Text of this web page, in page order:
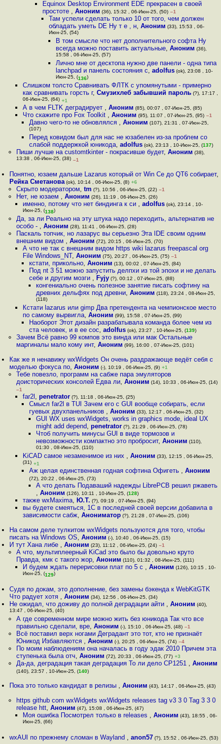
Equinox Desktop Environment EDE прекрасен в своей
простоте , Аноним (36), 15:32 , 06-Июн-25, (50) –1
Там успели сделать только 10 от того, чем должен
обладать уметь DE Ну т е , н,Аноним (33), 15:53 , 06-
Июн-25, (54)
В том смысле что нет дополнительного софта Ну
всегда можно поставить актуальные, Аноним (36),
15:58 , 06-Июн-25, (57)
Лично мне от десктопа нужно две панели - одна типа
lanchpad и панель состояния с, adolfus(ok), 23:08 , 10-
Июн-25, (136)
Слишком толсто Сравнивать ФЛТК с упомянутыми - примерно
как сравнивать горсть г, Смузихлеб забывший пароль(?), 17:17 ,
06-Июн-25, (64) +1
А в чем FLTK деградирует , Аноним (85), 00:07 , 07-Июн-25, (85)
Что скажите про Fox Toolkit , Аноним (95), 11:07 , 07-Июн-25, (95) –1
Давно чего-то не обновлялся ,Аноним (107), 21:31 , 07-Июн-25,
(107)
Перед ковидом был для нас не юзабелен из-за проблем со
слабой поддержкой юникода,adolfus (ok), 23:13 , 10-Июн-25, (137)
Пиши лучше на customtkinter - покрасивше будет, Аноним (38),
13:38 , 06-Июн-25, (38) –1
Понятно, юзаем дальше Lazarus который от Win Ce до QT6 собирает,
Рейка Сметанова (ok), 10:14 , 06-Июн-25, (8) +6
Скрыто модератором, tm (?), 10:56 , 06-Июн-25, (22) –1
Нет, не юзаем , Аноним (26), 11:19 , 06-Июн-25, (26)
именно, потому что нет биндинга к си , adolfus(ok), 23:14 , 10-
Июн-25, (138)
Да, за ли Реально на эту штука надо переходить, альтернатив не
особо - , Аноним (28), 11:41 , 06-Июн-25, (28)
Паскаль топчик, но лазарус вы серьезно Эта IDE своим одним
внешним видом , Аноним (72), 20:15 , 06-Июн-25, (70)
А что не так с внешним видом https wiki lazarus freepascal org
File Windows_NT, Аноним (75), 20:27 , 06-Июн-25, (75) –1
кстати, прикольно,Аноним (13), 00:02 , 07-Июн-25, (84)
Под nt 3 51 можно запустить делпхи из той эпохи и не делать
себе и другим мозги , Fyjy (?), 00:12 , 07-Июн-25, (88)
конгениально очень полезное занятие писать софтину на
древних дельфях под древни, Аноним (118), 23:24 , 08-Июн-25,
(118)
Кстати lazarus или gimp Два претендента на чемпионское место
по самому вырвигла, Аноним (99), 15:58 , 07-Июн-25, (99)
Наоборот Этот дизайн разрабатывала команда более чем из
ста человек, и в ее сос,adolfus (ok), 23:27 , 10-Июн-25, (139)
Зачем Всё равно 99 компов это винда или мак Остальные
маргиналы мало кому инт, Аноним (99), 16:00 , 07-Июн-25, (101)
Как же я ненавижу wxWidgets Он очень раздражающе ведёт себя с
моделью фокуса по,Аноним (-), 10:19 , 06-Июн-25, (9) +1
Тебе повезло, программ на сабже пара эмуляторов
доисторических консолей Едва ли, Аноним (14), 10:33 , 06-Июн-25, (14)
–1
far2l , penetrator(?), 11:18 , 06-Июн-25, (25)
Смысл far2l в TUI Зачем его с GUI вообще собирать, если
гуевых двухпанельников ,Аноним (33), 12:17 , 06-Июн-25, (32)
GUI WX uses wxWidgets, works in graphics mode, ideal UX
might add depend, penetrator(?), 21:29 , 06-Июн-25, (78)
Чтоб получить минусы GUI в виде тормозов и
невозможности компактно это пробросит, Аноним (110),
01:30 , 08-Июн-25, (110)
KiCAD самое незаменимое из них , Аноним (33), 12:15 , 06-Июн-25,
(31) +1
Аж целая единственная годная софтина Офигеть ,Аноним
(72), 20:22 , 06-Июн-25, (73)
А что делать Подаваший надежды LibrePCB решил ржаветь
, Аноним (126), 10:11 , 10-Июн-25, (128)
также wxMaxima, Ю.Т. (?), 09:19 , 07-Июн-25, (94)
вы будете смеяться, 1С в последней своей версии добавила в
зависимости сабж, Анониматор(?), 21:28 , 07-Июн-25, (106)
На самом деле тулкитом wxWidgets пользуются для того, чтобы
писать на Windows OS,Аноним (-), 10:40 , 06-Июн-25, (15)
И тут Хана либе ,Аноним (23), 11:12 , 06-Июн-25, (24) –1
А что, мультиплеерный KiCad это было бы довольно круто
Правда, кмк с такого жор, Аноним (110), 01:32 , 08-Июн-25, (111)
И будем ждать перерисовки плат по 5 с , Аноним (126), 10:15 , 10-
Июн-25, (129)
Судя по докам, это дополнение, без замены бэкенда к WebKitGTK
Что радует хотя ,Аноним (34), 12:56 , 06-Июн-25, (34)
Не ожидал, что доживу до полной деградации айти ,Аноним (40),
13:47 , 06-Июн-25, (40)
А где современном мире можно жить без юникода Так что все
правильно сделали, вре, Аноним (-), 15:10 , 06-Июн-25, (48) –1
Всё поставил верх ногами Деградант это тот, кто не признаёт
Юникод Избавляются , Аноним (-), 20:25 , 06-Июн-25, (74) –4
По моим наблюдениям она началась в году эдак 2010 Причем эта
ступенька была отч, Аноним (72), 20:33 , 06-Июн-25, (77) +3
Да-да, деградация такая деградация То ли дело CP1251 , Аноним
(140), 23:57 , 10-Июн-25, (140)
Пока это только кандидат в релизы ,Аноним (43), 14:17 , 06-Июн-25, (43)
https github com wxWidgets wxWidgets releases tag v3 3 0 Tag 3 3 0
release htt, Аноним (47), 15:08 , 06-Июн-25, (47)
Моя ошибка Посмотрел только в releases , Аноним (43), 18:55 , 06-
Июн-25, (66)
wxAUI по прежнему сломан в Wayland ,anon57 (?), 15:52 , 06-Июн-25, (53)